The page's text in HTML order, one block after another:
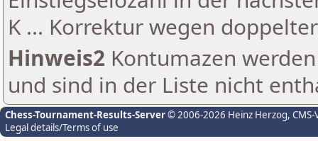
K ... Korrektur wegen
Hinweis2 Kontumazen
und sind in der Liste nicht
Chess-Tournament-Results-Server© 2006-2026 Heinz Herzog,
Legal details/Terms of use